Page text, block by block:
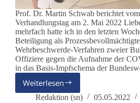
Prof. Dr. Martin Schwab berichtet vom
Verhandlungstag am 2. Mai 2022
mehrfach hatte ich in den letzten
Beteiligung als
Wehrbeschwerde-Verfahren zweier
Offiziere gegen die Aufnahme der
in das Basis-Impfschema der
Weiterlesen
Eindrücke
aus
Redaktion (sn) 05.05.2022